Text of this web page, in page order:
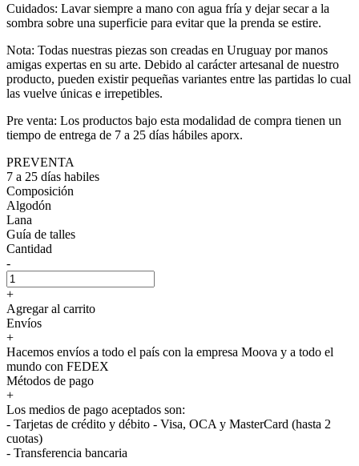
Cuidados: Lavar siempre a mano con agua fría y dejar secar a la
sombra sobre una superficie para evitar que la prenda se estire.
Nota: Todas nuestras piezas son creadas en Uruguay por manos
amigas expertas en su arte. Debido al carácter artesanal de nuestro
producto, pueden existir pequeñas variantes entre las partidas lo cual
las vuelve únicas e irrepetibles.
Pre venta: Los productos bajo esta modalidad de compra tienen un
tiempo de entrega de 7 a 25 días hábiles aporx.
PREVENTA
7 a 25 días habiles
Composición
Algodón
Lana
Guía de talles
Cantidad
-
+
Agregar al carrito
Envíos
+
Hacemos envíos a todo el país con la empresa Moova y a todo el
mundo con FEDEX
Métodos de pago
+
Los medios de pago aceptados son:
- Tarjetas de crédito y débito - Visa, OCA y MasterCard (hasta 2
cuotas)
- Transferencia bancaria